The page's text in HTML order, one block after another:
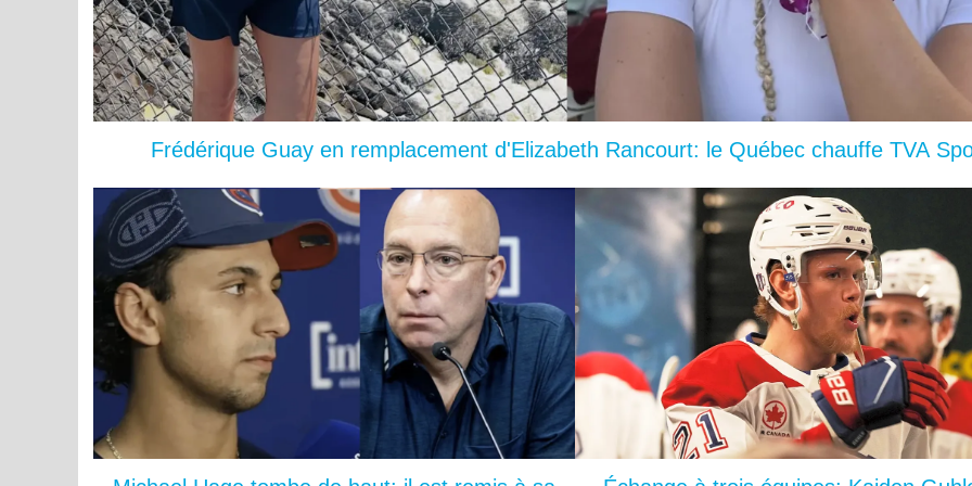
Frédérique Guay en remplacement d'Elizabeth Rancourt: le Québec chauffe TVA